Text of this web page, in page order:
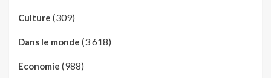
Culture (309)
Dans le monde (3 618)
Economie (988)